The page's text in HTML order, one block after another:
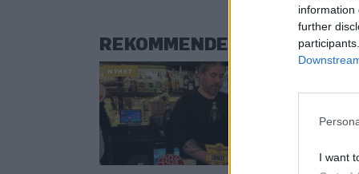
information
further
I want
REKOMMENDERAD LÄSNING
NYHET